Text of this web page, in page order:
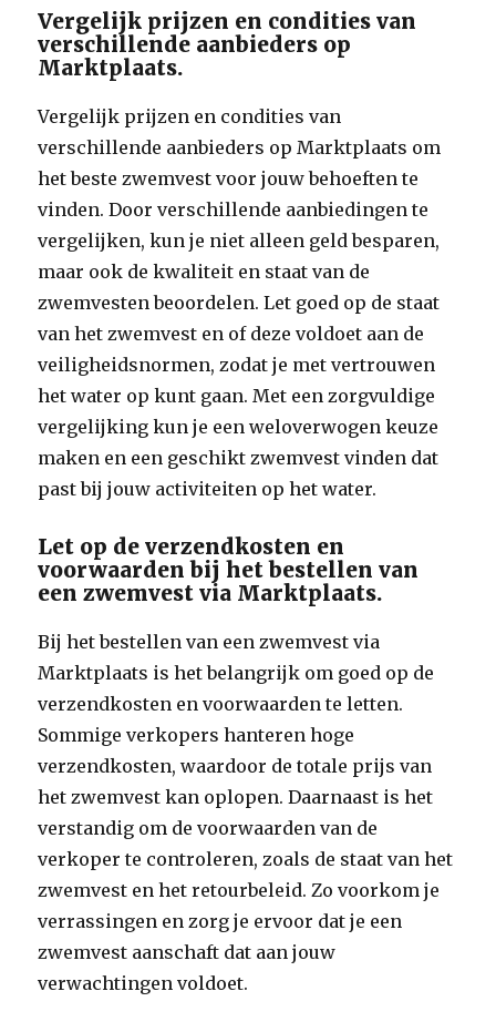
Vergelijk prijzen en condities van
verschillende aanbieders op
Marktplaats.
Vergelijk prijzen en condities van
verschillende aanbieders op Marktplaats om
het beste zwemvest voor jouw behoeften te
vinden. Door verschillende aanbiedingen te
vergelijken, kun je niet alleen geld besparen,
maar ook de kwaliteit en staat van de
zwemvesten beoordelen. Let goed op de staat
van het zwemvest en of deze voldoet aan de
veiligheidsnormen, zodat je met vertrouwen
het water op kunt gaan. Met een zorgvuldige
vergelijking kun je een weloverwogen keuze
maken en een geschikt zwemvest vinden dat
past bij jouw activiteiten op het water.
Let op de verzendkosten en
voorwaarden bij het bestellen van
een zwemvest via Marktplaats.
Bij het bestellen van een zwemvest via
Marktplaats is het belangrijk om goed op de
verzendkosten en voorwaarden te letten.
Sommige verkopers hanteren hoge
verzendkosten, waardoor de totale prijs van
het zwemvest kan oplopen. Daarnaast is het
verstandig om de voorwaarden van de
verkoper te controleren, zoals de staat van het
zwemvest en het retourbeleid. Zo voorkom je
verrassingen en zorg je ervoor dat je een
zwemvest aanschaft dat aan jouw
verwachtingen voldoet.